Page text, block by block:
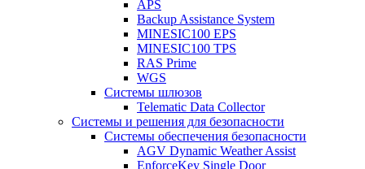
APS
Backup Assistance System
MINESIC100 EPS
MINESIC100 TPS
RAS Prime
WGS
Системы шлюзов
Telematic Data Collector
Системы и решения для безопасности
Системы обеспечения безопасности
AGV Dynamic Weather Assist
EnforceKey Single Door